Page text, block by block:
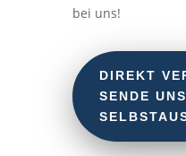
bei uns!
DIREKT
SENDE